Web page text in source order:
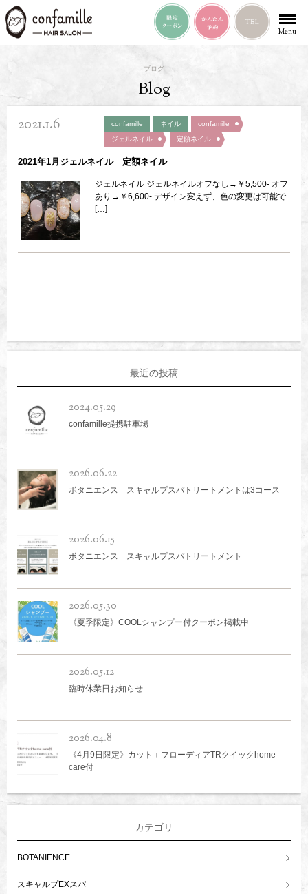
Menu
ブログ
Blog
2021.1.6 confamille ネイル
confamille
ジェルネイル
定額ネイル
2021年1月ジェルネイル 定額ネイル
ジェルネイル ジェルネイルオフなし→￥5,500- オフ
あり→￥6,600- デザイン変えず、色の変更は可能で
[…]
最近の投稿
2024.05.29
confamille提携駐車場
2026.06.22
ボタニエンス スキャルプスパトリートメントは3コース
2026.06.15
ボタニエンス スキャルプスパトリートメント
2026.05.30
《夏季限定》COOLシャンプー付クーポン掲載中
2026.05.12
臨時休業日お知らせ
2026.04.8
《4月9日限定》カット＋フローディアTRクイックhome
care付
カテゴリ
BOTANIENCE
スキャルプEXスパ